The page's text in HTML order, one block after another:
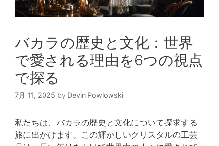
バカラの歴史と文化：世界
で愛される理由を6つの視点
で探る
7月 11, 2025 by Devin Powlowski
私たちは、バカラの歴史と文化について探求する
旅に出かけます。この輝かしいクリスタルの工芸